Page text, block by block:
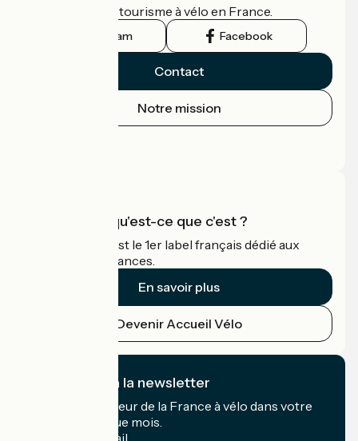
guide officiel du tourisme à vélo en France.
Instagram Facebook
Contact
Notre mission
Accueil Vélo qu'est-ce que c'est ?
Accueil Vélo c'est le 1er label français dédié aux
cyclistes en vacances.
En savoir plus
Devenir Accueil Vélo
Je m'abonne à la newsletter
Recevez le meilleur de la France à vélo dans votre
boîte mail chaque mois.